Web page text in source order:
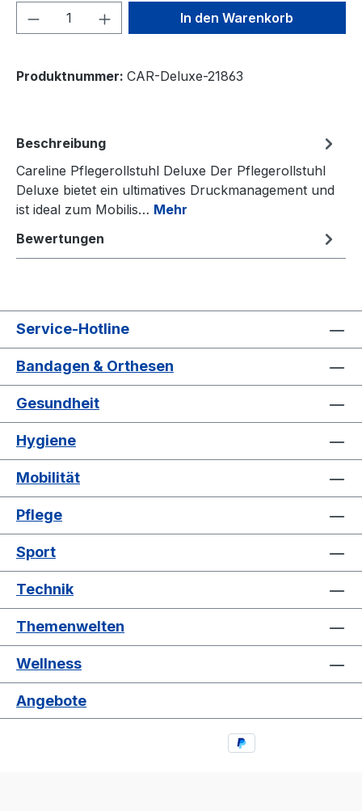
Produkt Anzahl: Gib denIn den Warenkorb
Produktnummer: CAR-Deluxe-21863
Beschreibung
Careline Pflegerollstuhl Deluxe Der Pflegerollstuhl
Deluxe bietet ein ultimatives Druckmanagement und
ist ideal zum Mobilis… Mehr
Bewertungen
Service-Hotline
Bandagen & Orthesen
Gesundheit
Hygiene
Mobilität
Pflege
Sport
Technik
Themenwelten
Wellness
Angebote